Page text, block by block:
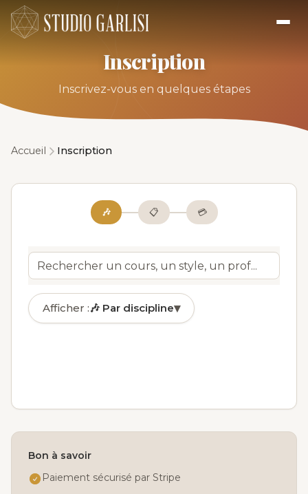
Inscription
Inscrivez-vous en quelques étapes
Accueil Inscription
🎶 📋 💳
Afficher :🎶 Par discipline▾
Bon à savoir
Paiement sécurisé par Stripe